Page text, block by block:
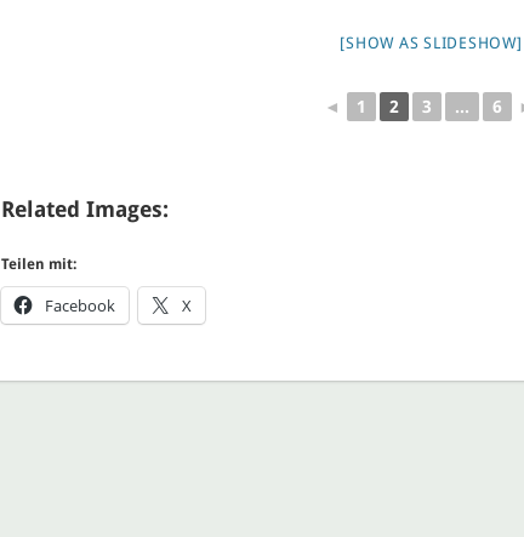
[SHOW AS SLIDESHOW]
◄ 1 2 3 ... 6
Related Images:
Teilen mit:
Facebook X